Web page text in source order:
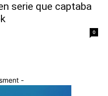
serie que captaba
0
-